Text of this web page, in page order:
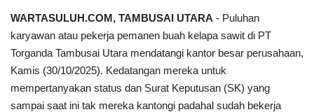
WARTASULUH.COM, TAMBUSAI UTARA - Puluhan
karyawan atau pekerja pemanen buah kelapa sawit di PT
Torganda Tambusai Utara mendatangi kantor besar perusahaan,
Kamis (30/10/2025). Kedatangan mereka untuk
mempertanyakan status dan Surat Keputusan (SK) yang
sampai saat ini tak mereka kantongi padahal sudah bekerja